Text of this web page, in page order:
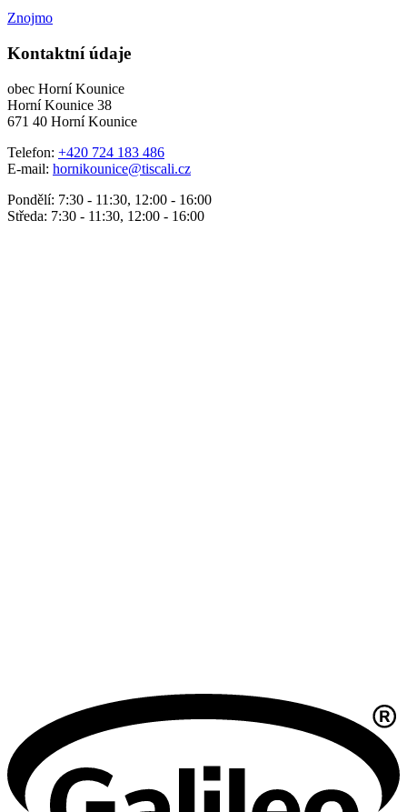
Znojmo
Kontaktní údaje
obec Horní Kounice
Horní Kounice 38
671 40 Horní Kounice
Telefon: +420 724 183 486
E-mail: hornikounice@tiscali.cz
Pondělí: 7:30 - 11:30, 12:00 - 16:00
Středa: 7:30 - 11:30, 12:00 - 16:00